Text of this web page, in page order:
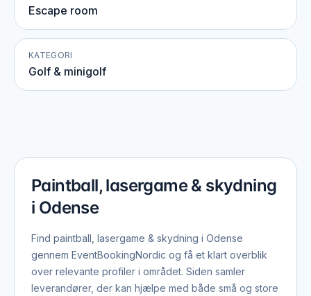
Escape room
KATEGORI
Golf & minigolf
Paintball, lasergame & skydning
i Odense
Find paintball, lasergame & skydning i Odense
gennem EventBookingNordic og få et klart overblik
over relevante profiler i området. Siden samler
leverandører, der kan hjælpe med både små og store